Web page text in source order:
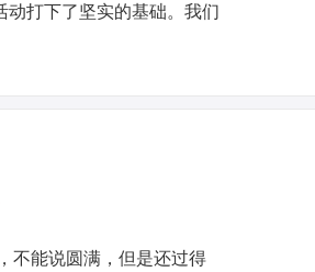
打下了坚实的基础。我们
不能说圆满，但是还过得